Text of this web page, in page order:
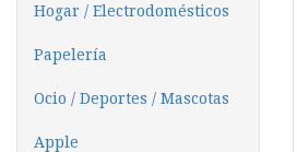
Hogar / Electrodomésticos
Papelería
Ocio / Deportes / Mascotas
Apple